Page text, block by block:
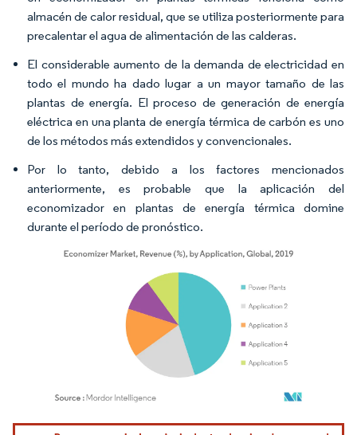
almacén de calor residual, que se utiliza posteriormente para
precalentar el agua de alimentación de las calderas.
El considerable aumento de la demanda de electricidad en
todo el mundo ha dado lugar a un mayor tamaño de las
plantas de energía. El proceso de generación de energía
eléctrica en una planta de energía térmica de carbón es uno
de los métodos más extendidos y convencionales.
Por lo tanto, debido a los factores mencionados
anteriormente, es probable que la aplicación del
economizador en plantas de energía térmica domine
durante el período de pronóstico.
Imagen © Mordor Intelligence. El uso requiere atribución según CC BY 4.0.